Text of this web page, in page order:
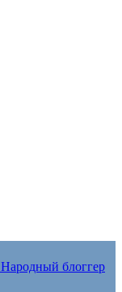
Народный блоггер